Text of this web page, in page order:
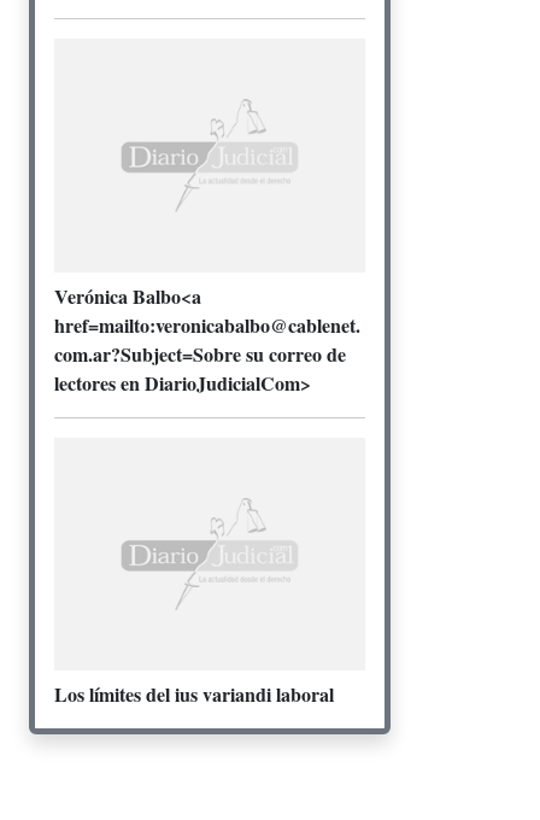
Verónica Balbo<a
href=mailto:veronicabalbo@cablenet.
com.ar?Subject=Sobre su correo de
lectores en DiarioJudicialCom>
Los límites del ius variandi laboral